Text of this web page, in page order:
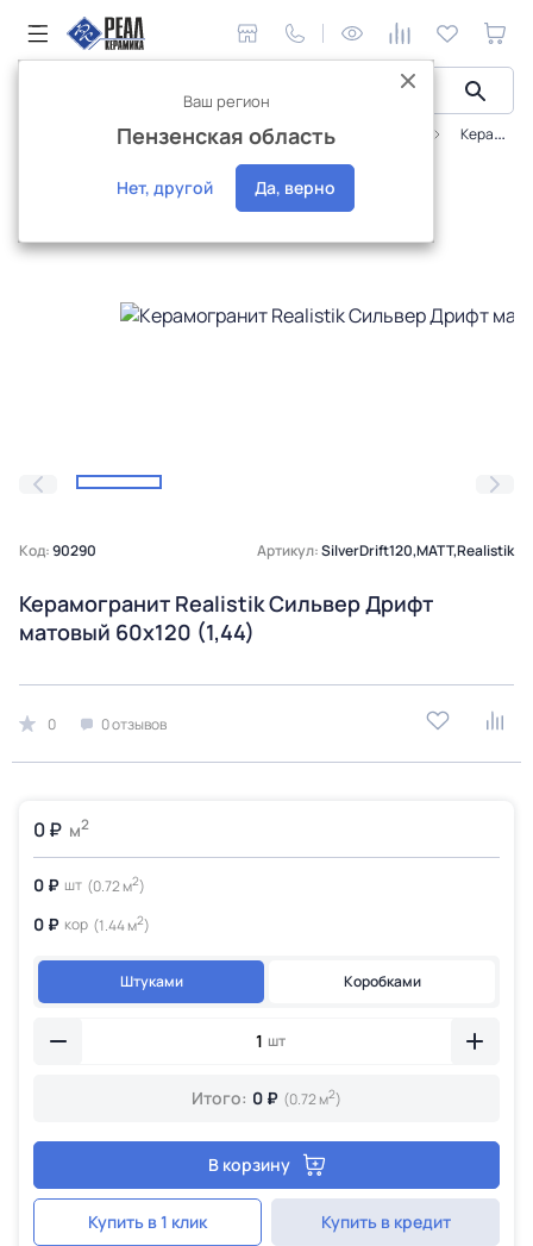
Керамическая плитка Realistik Сильвер Дрифт Керамогранит Realistik Сильвер Дрифт матовый 60x120 (1,44)
Код:90290 Артикул:SilverDrift120,MATT,Realistik
Керамогранит Realistik Сильвер Дрифт
матовый 60x120 (1,44)
0 0 отзывов
0 ₽ м2
0 ₽ шт (0.72 м2)
0 ₽ кор (1.44 м2)
Штуками Коробками
шт
Итого: 0 ₽ (0.72 м2)
В корзину
Купить в 1 клик Купить в кредит
Ваш регион
Пензенская область
Нет, другой Да, верно